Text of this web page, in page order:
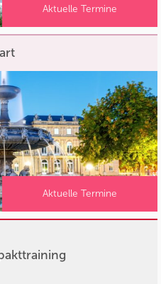
Aktuelle Termine
Aktuelle Termine